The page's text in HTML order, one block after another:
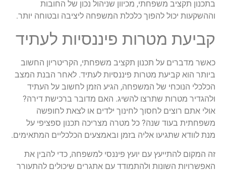
בתכנון תקציב משפחתי, מכיוון שניהול נכון של החובות
וההשקעות יכול להפוך כלכלת המשפחה ליציבה ובטוחה יותר.
קביעת מטרות פיננסיות לעתיד
כאשר מדברים על תכנון תקציב משפחתי, הקריטריון החשוב
ביותר הוא קביעת מטרות פיננסיות לעתיד. לאחר הבנת המצב
הכלכלי הנוכחי של המשפחה, הגיע הזמן לחשוב על העתיד
ולהגדיר מטרות שתרצו להשיג. האם מדובר ברכישת דירה?
אולי אתם רוצים לחסוך לחינוך ילדים או לצאת לחופשה
משפחתית בעוד שנה? כל מטרה מצריכה תכנון ספציפי על
מנת לוודא שתגיעו אליה בזמן ובאמצעים הכלכליים המתאימים.
זה המקום להתייעץ עם יועץ פיננסי למשפחה, כדי להבין את
האפשרויות השונות ולהתמודד עם אתגרים שיכולים להתעורר